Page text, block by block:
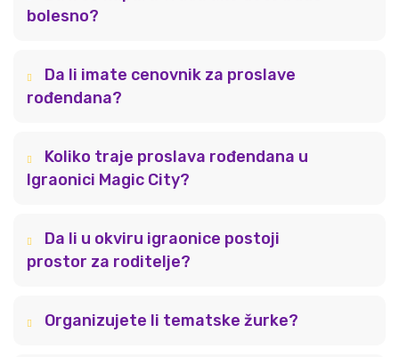
bolesno?
Da li imate cenovnik za proslave
rođendana?
Koliko traje proslava rođendana u
Igraonici Magic City?
Da li u okviru igraonice postoji
prostor za roditelje?
Organizujete li tematske žurke?